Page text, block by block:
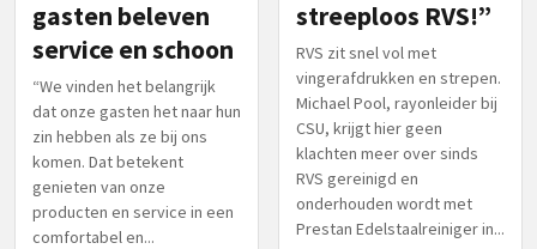
gasten beleven
service en schoon
“We vinden het belangrijk
dat onze gasten het naar hun
zin hebben als ze bij ons
komen. Dat betekent
genieten van onze
producten en service in een
comfortabel en...
streeploos RVS!”
RVS zit snel vol met
vingerafdrukken en strepen.
Michael Pool, rayonleider bij
CSU, krijgt hier geen
klachten meer over sinds
RVS gereinigd en
onderhouden wordt met
Prestan Edelstaalreiniger in...